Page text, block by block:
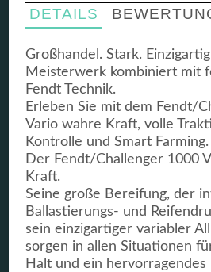
DETAILS
Großhandel. Stark.
Meisterwerk kombiniert mit
Fendt Technik.
Erleben Sie mit dem Fendt/
Vario wahre Kraft, volle
Kontrolle und Smart Farming.
Der Fendt/Challenger 1000
Kraft.
Seine große Bereifung, der
Ballastierungs- und
sein einzigartiger variabler
sorgen in allen Situationen
Halt und ein hervorragendes